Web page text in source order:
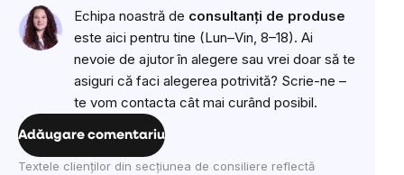
Echipa noastră de consultanți de produse
este aici pentru tine (Lun–Vin, 8–18). Ai
nevoie de ajutor în alegere sau vrei doar să te
asiguri că faci alegerea potrivită? Scrie-ne –
te vom contacta cât mai curând posibil.
Adăugare comentariu
Textele clienților din secțiunea de consiliere reflectă